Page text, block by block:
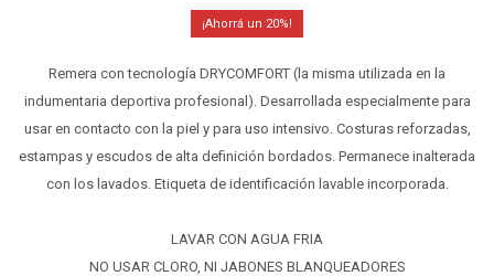
20
Remera con tecnología DRYCOMFORT (la misma utilizada en la
indumentaria deportiva profesional). Desarrollada especialmente para
usar en contacto con la piel y para uso intensivo. Costuras reforzadas,
estampas y escudos de alta definición bordados. Permanece inalterada
con los lavados. Etiqueta de identificación lavable incorporada.
LAVAR CON AGUA FRIA
NO USAR CLORO, NI JABONES BLANQUEADORES